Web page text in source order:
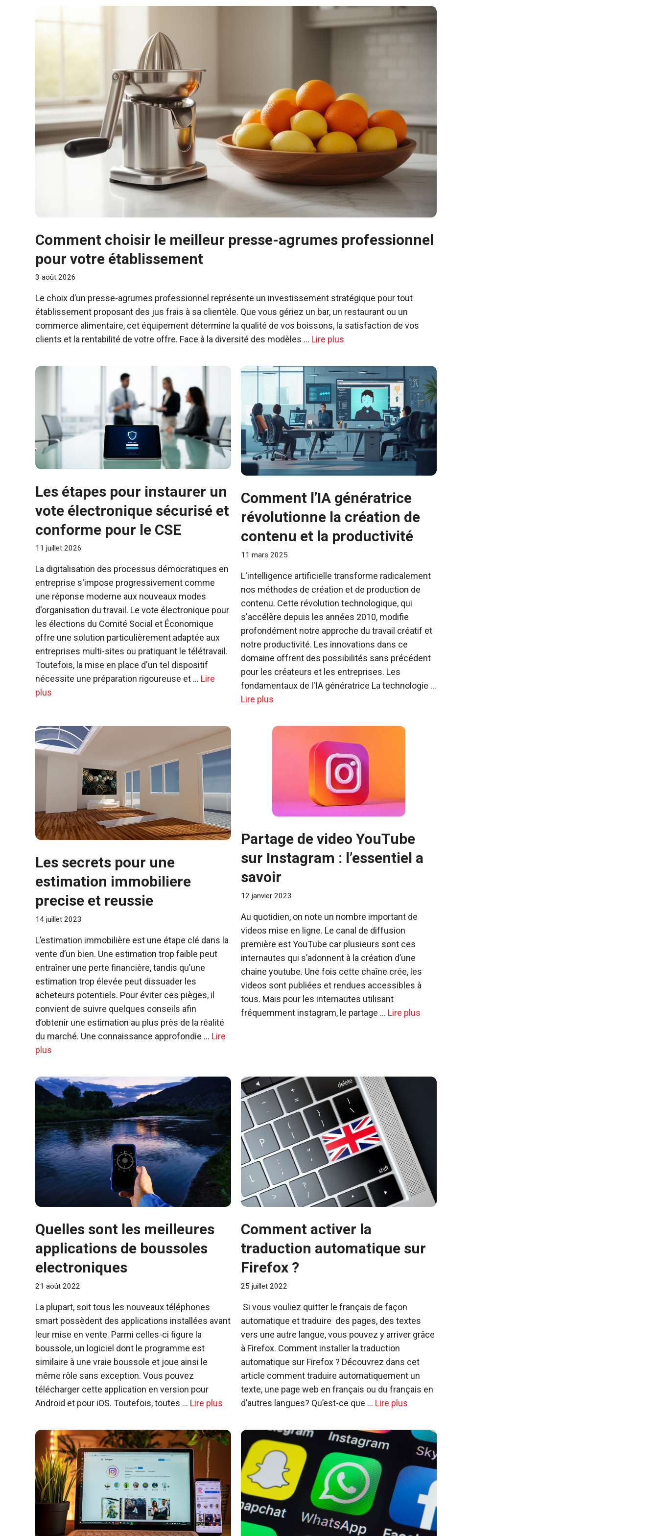
Comment choisir le meilleur presse-agrumes professionnel
pour votre établissement
3 août 2026
Le choix d’un presse-agrumes professionnel représente un investissement stratégique pour tout
établissement proposant des jus frais à sa clientèle. Que vous gériez un bar, un restaurant ou un
commerce alimentaire, cet équipement détermine la qualité de vos boissons, la satisfaction de vos
clients et la rentabilité de votre offre. Face à la diversité des modèles … Lire plus
Les étapes pour instaurer un
vote électronique sécurisé et
conforme pour le CSE
11 juillet 2026
La digitalisation des processus démocratiques en
entreprise s'impose progressivement comme
une réponse moderne aux nouveaux modes
d'organisation du travail. Le vote électronique pour
les élections du Comité Social et Économique
offre une solution particulièrement adaptée aux
entreprises multi-sites ou pratiquant le télétravail.
Toutefois, la mise en place d'un tel dispositif
nécessite une préparation rigoureuse et … Lire
plus
Comment l’IA génératrice
révolutionne la création de
contenu et la productivité
11 mars 2025
L'intelligence artificielle transforme radicalement
nos méthodes de création et de production de
contenu. Cette révolution technologique, qui
s'accélère depuis les années 2010, modifie
profondément notre approche du travail créatif et
notre productivité. Les innovations dans ce
domaine offrent des possibilités sans précédent
pour les créateurs et les entreprises. Les
fondamentaux de l'IA génératrice La technologie …
Lire plus
Les secrets pour une
estimation immobiliere
precise et reussie
14 juillet 2023
L’estimation immobilière est une étape clé dans la
vente d’un bien. Une estimation trop faible peut
entraîner une perte financière, tandis qu’une
estimation trop élevée peut dissuader les
acheteurs potentiels. Pour éviter ces pièges, il
convient de suivre quelques conseils afin
d’obtenir une estimation au plus près de la réalité
du marché. Une connaissance approfondie … Lire
plus
Partage de video YouTube
sur Instagram : l’essentiel a
savoir
12 janvier 2023
Au quotidien, on note un nombre important de
videos mise en ligne. Le canal de diffusion
première est YouTube car plusieurs sont ces
internautes qui s’adonnent à la création d’une
chaine youtube. Une fois cette chaîne crée, les
videos sont publiées et rendues accessibles à
tous. Mais pour les internautes utilisant
fréquemment instagram, le partage … Lire plus
Quelles sont les meilleures
applications de boussoles
electroniques
21 août 2022
La plupart, soit tous les nouveaux téléphones
smart possèdent des applications installées avant
leur mise en vente. Parmi celles-ci figure la
boussole, un logiciel dont le programme est
similaire à une vraie boussole et joue ainsi le
même rôle sans exception. Vous pouvez
télécharger cette application en version pour
Android et pour iOS. Toutefois, toutes … Lire plus
Comment activer la
traduction automatique sur
Firefox ?
25 juillet 2022
Si vous vouliez quitter le français de façon
automatique et traduire des pages, des textes
vers une autre langue, vous pouvez y arriver grâce
à Firefox. Comment installer la traduction
automatique sur Firefox ? Découvrez dans cet
article comment traduire automatiquement un
texte, une page web en français ou du français en
d’autres langues? Qu’est-ce que … Lire plus